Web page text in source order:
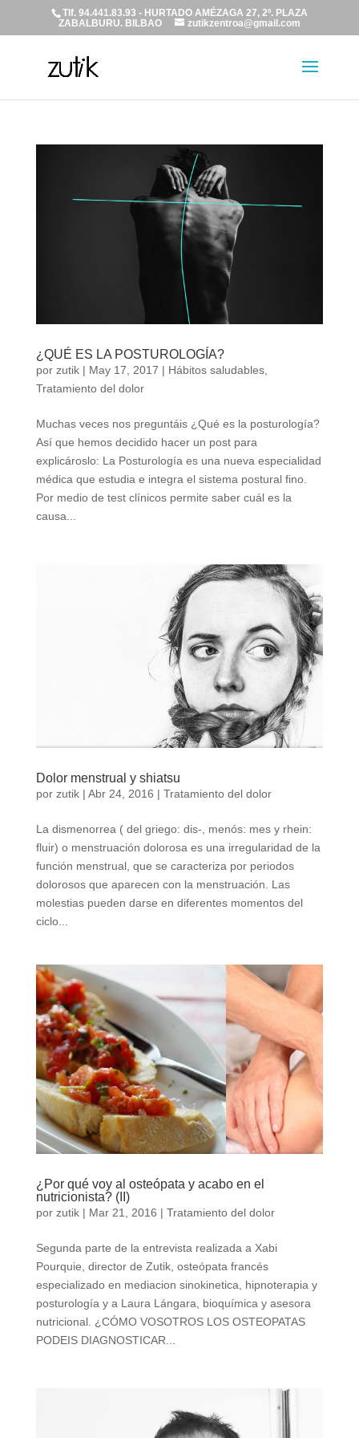
Tlf. 94.441.83.93 - HURTADO AMÉZAGA 27, 2º. PLAZA
ZABALBURU. BILBAO
zutikzentroa@gmail.com
¿QUÉ ES LA POSTUROLOGÍA?
por zutik| May 17, 2017 | Hábitos saludables,
Tratamiento del dolor
Muchas veces nos preguntáis ¿Qué es la posturología?
Así que hemos decidido hacer un post para
explicároslo: La Posturología es una nueva especialidad
médica que estudia e integra el sistema postural fino.
Por medio de test clínicos permite saber cuál es la
causa...
Dolor menstrual y shiatsu
por zutik| Abr 24, 2016 | Tratamiento del dolor
La dismenorrea ( del griego: dis-, menós: mes y rhein:
fluir) o menstruación dolorosa es una irregularidad de la
función menstrual, que se caracteriza por periodos
dolorosos que aparecen con la menstruación. Las
molestias pueden darse en diferentes momentos del
ciclo...
¿Por qué voy al osteópata y acabo en el
nutricionista? (II)
por zutik| Mar 21, 2016 | Tratamiento del dolor
Segunda parte de la entrevista realizada a Xabi
Pourquie, director de Zutik, osteópata francés
especializado en mediacion sinokinetica, hipnoterapia y
posturología y a Laura Lángara, bioquímica y asesora
nutricional. ¿CÓMO VOSOTROS LOS OSTEOPATAS
PODEIS DIAGNOSTICAR...